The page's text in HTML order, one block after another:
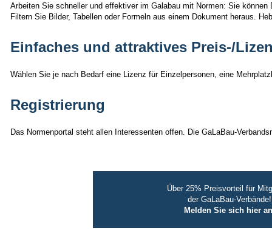
Arbeiten Sie schneller und effektiver im Galabau mit Normen: Sie
Filtern Sie Bilder, Tabellen oder Formeln aus einem Dokument heraus.
Einfaches und attraktives Preis-/
Wählen Sie je nach Bedarf eine Lizenz für Einzelpersonen, eine
Registrierung
Das Normenportal steht allen Interessenten offen. Die GaLaBau-
Über 25% Preisvorteil für
der GaLaBau-Verbände!
Melden Sie sich hier